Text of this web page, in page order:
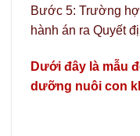
Bước 5: Trường
hành án ra Quyết
Dưới đây là mẫu
dưỡng nuôi con